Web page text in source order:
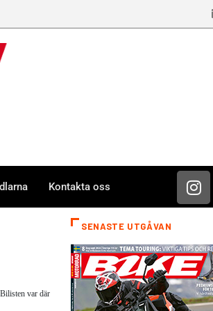
Kontakta oss
var däremot skyldig till 964 av fallen, nio av tio olyckor.
SENASTE UTGÅVAN